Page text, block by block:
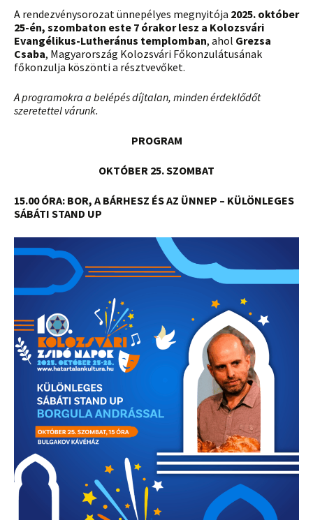
A rendezvénysorozat ünnepélyes megnyitója 2025. október
25-én, szombaton este 7 órakor lesz a Kolozsvári
Evangélikus-Lutheránus templomban, ahol Grezsa
Csaba, Magyarország Kolozsvári Főkonzulátusának
főkonzulja köszönti a résztvevőket.
A programokra a belépés díjtalan, minden érdeklődőt
szeretettel várunk.
PROGRAM
OKTÓBER 25. SZOMBAT
15.00 ÓRA: BOR, A BÁRHESZ ÉS AZ ÜNNEP – KÜLÖNLEGES
SÁBÁTI STAND UP